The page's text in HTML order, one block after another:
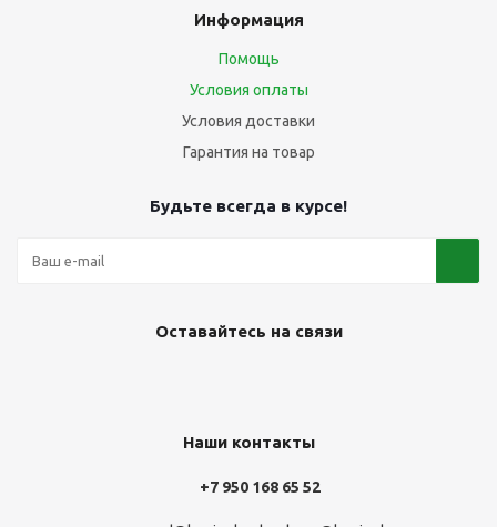
Информация
Помощь
Условия оплаты
Условия доставки
Гарантия на товар
Будьте всегда в курсе!
Оставайтесь на связи
Наши контакты
+7 950 168 65 52